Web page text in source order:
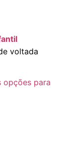
voltada